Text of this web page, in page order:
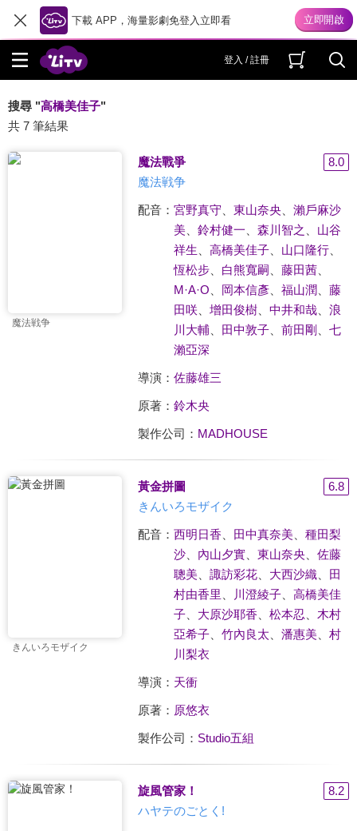
下載 APP，海量影劇免登入立即看
登入 / 註冊
搜尋 "高橋美佳子"
共 7 筆結果
魔法戦争
魔法戰爭
8.0
魔法戦争
配音： 宮野真守 東山奈央、 瀨戶麻沙
美、 鈴村健一 森川智之
山谷
祥生
高橋美佳子、 山口隆行、
恆松步、 白熊寬嗣 藤田茜、
M·A·O
岡本信彥、 福山潤
藤
田咲、 增田俊樹、 中井和哉、 浪
川大輔、 田中敦子、 前田剛
七
瀨亞深
導演： 佐藤雄三
原著： 鈴木央
製作公司： MADHOUSE
きんいろモザイク
黃金拼圖
6.8
きんいろモザイク
配音： 西明日香 田中真奈美、 種田梨
沙、 內山夕實、 東山奈央、 佐藤
聰美、 諏訪彩花、 大西沙織、 田
村由香里
川澄綾子、 高橋美佳
子、 大原沙耶香 松本忍
木村
亞希子、 竹內良太 潘惠美、 村
川梨衣
導演： 天衝
原著： 原悠衣
製作公司： Studio五組
旋風管家！
8.2
ハヤテのごとく!